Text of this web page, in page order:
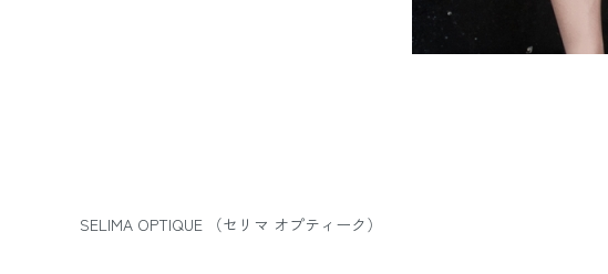
SELIMA OPTIQUE （セリマ オプティーク）